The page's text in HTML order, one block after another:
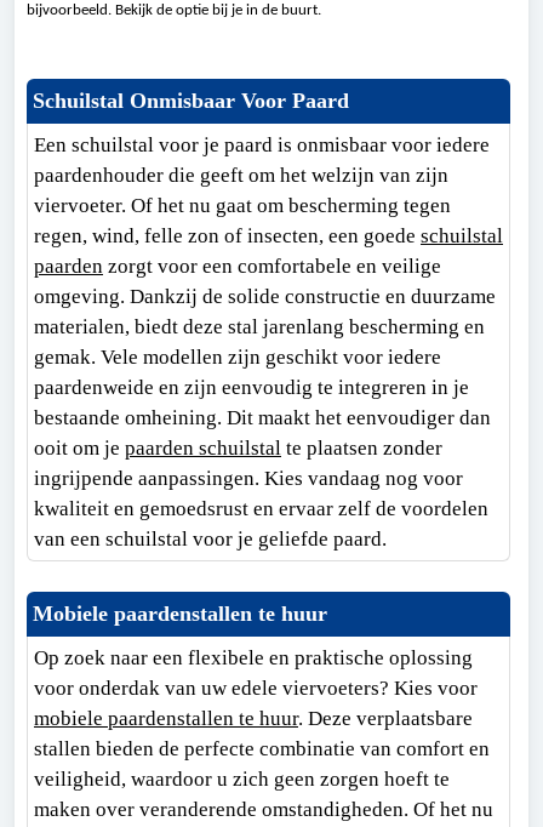
bijvoorbeeld. Bekijk de optie bij je in de buurt.
Schuilstal Onmisbaar Voor Paard
Een schuilstal voor je paard is onmisbaar voor iedere
paardenhouder die geeft om het welzijn van zijn
viervoeter. Of het nu gaat om bescherming tegen
regen, wind, felle zon of insecten, een goede schuilstal
paarden zorgt voor een comfortabele en veilige
omgeving. Dankzij de solide constructie en duurzame
materialen, biedt deze stal jarenlang bescherming en
gemak. Vele modellen zijn geschikt voor iedere
paardenweide en zijn eenvoudig te integreren in je
bestaande omheining. Dit maakt het eenvoudiger dan
ooit om je paarden schuilstal te plaatsen zonder
ingrijpende aanpassingen. Kies vandaag nog voor
kwaliteit en gemoedsrust en ervaar zelf de voordelen
van een schuilstal voor je geliefde paard.
Mobiele paardenstallen te huur
Op zoek naar een flexibele en praktische oplossing
voor onderdak van uw edele viervoeters? Kies voor
mobiele paardenstallen te huur. Deze verplaatsbare
stallen bieden de perfecte combinatie van comfort en
veiligheid, waardoor u zich geen zorgen hoeft te
maken over veranderende omstandigheden. Of het nu